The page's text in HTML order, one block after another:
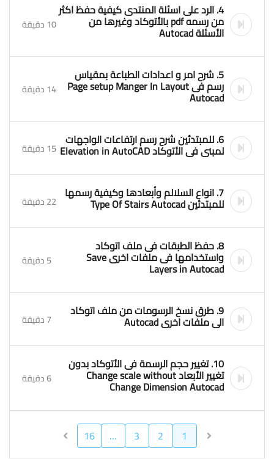
4. الرد على اسئلة المنتدى كيفية حفظ اكثر
من رسمه pdf بالأتوكاد وغيرها من
الأسئلة Autocad 10 دقيقة
5. شرح امر و اعدادات الطباعة بمقياس
رسم فى Page setup Manger In Layout
Autocad 14 دقيقة
6. للمبتدئين شرح رسم ارتفاعات الواجهات
لمبنى فى الأتوكاد Elevation in AutoCAD 15 دقيقة
7. انواع السلالم وأبعادها وكيفية رسمها
للمبتدئين Type Of Stairs Autocad 22 دقيقة
8. حفظ الطبقات فى ملف اتوكاد
واستخدامها فى ملفات اخرى Save
Layers in Autocad 5 دقيقة
9. طرق نسخ الرسومات من ملف اتوكاد
الى ملفات اخرى Autocad 7 دقيقة
10. تغيير حجم الرسمة فى الأتوكاد بدون
تغيير الأبعاد Change scale without
Change Dimension Autocad 6 دقيقة
1
2
3
…
16